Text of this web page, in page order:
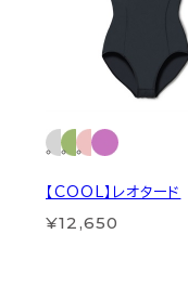
【COOL】レオタード
¥12,650